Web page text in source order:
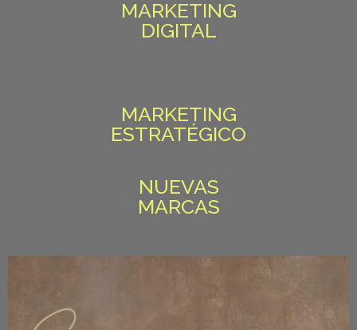
MARKETING
DIGITAL
MARKETING
ESTRATÉGICO
NUEVAS
MARCAS